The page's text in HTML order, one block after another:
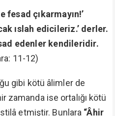
fesad çıkarmayın!’
ıslah edicileriz.’ derler.
edenler kendileridir.
11-12)
gibi kötü âlimler de
zamanda ise ortalığı kötü
etmiştir. Bunlara “Âhir